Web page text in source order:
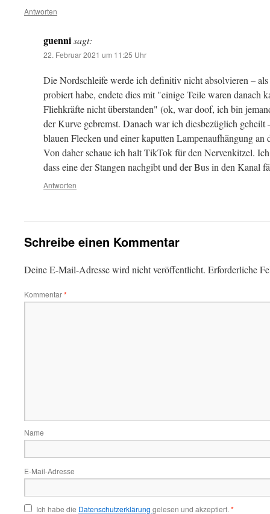
Antworten
guennisagt:
22. Februar 2021 um 11:25 Uhr
Die Nordschleife werde ich definitiv nicht absolvieren –
probiert habe, endete dies mit "einige Teile waren danach
Fliehkräfte nicht überstanden" (ok, war doof, ich bin
der Kurve gebremst. Danach war ich diesbezüglich
blauen Flecken und einer kaputten Lampenaufhängung an
Von daher schaue ich halt TikTok für den Nervenkitzel.
dass eine der Stangen nachgibt und der Bus in den Kanal
Antworten
Schreibe einen Kommentar
Deine E-Mail-Adresse wird nicht veröffentlicht. Erforderliche
Kommentar*
Name
E-Mail-Adresse
Ich habe die Datenschutzerklärung gelesen und akzeptiert. *